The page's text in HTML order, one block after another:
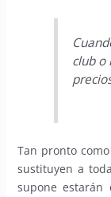
club o
Tan pronto
sustituyen a
supone